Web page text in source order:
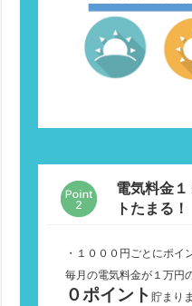
電気料金
トたまる！
・１０００円ごとにポイ
毎月の電気料金が１万円
０ポイント貯まり